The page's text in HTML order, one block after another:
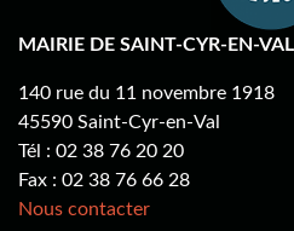
MAIRIE DE SAINT-CYR-EN-VAL
140 rue du 11 novembre 1918
45590 Saint-Cyr-en-Val
Tél : 02 38 76 20 20
Fax : 02 38 76 66 28
Nous contacter